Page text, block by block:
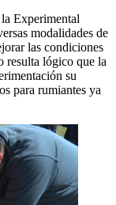
la Experimental
modalidades de
las condiciones
resulta lógico que la
su
para rumiantes ya